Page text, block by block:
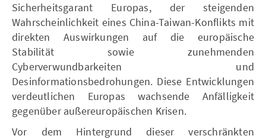
Sicherheitsgarant Europas, der steigenden
Wahrscheinlichkeit eines China-Taiwan-Konflikts mit
direkten Auswirkungen auf die europäische
Stabilität sowie zunehmenden
Cyberverwundbarkeiten und
Desinformationsbedrohungen. Diese Entwicklungen
verdeutlichen Europas wachsende Anfälligkeit
gegenüber außereuropäischen Krisen.
Vor dem Hintergrund dieser verschränkten